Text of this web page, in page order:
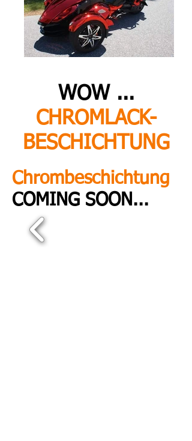
WOW ...
CHROMLACK-
BESCHICHTUNG
Chrombeschichtung
COMING SOON...